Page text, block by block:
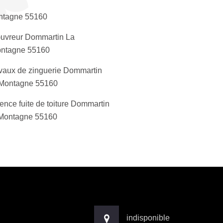
55160
Dommartin La
55160
de zinguerie Dommartin
55160
fuite de toiture Dommartin
55160
indisponible